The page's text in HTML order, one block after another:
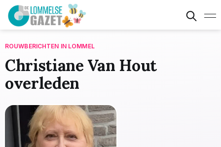
ROUWBERICHTEN IN LOMMEL
Christiane Van Hout
overleden